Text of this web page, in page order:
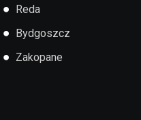
● Reda
● Bydgoszcz
● Zakopane